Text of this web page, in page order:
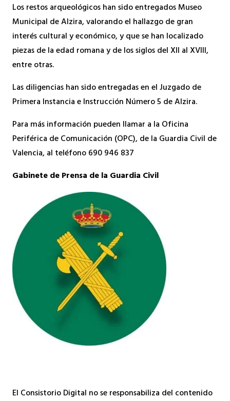
Los restos arqueológicos han sido entregados Museo
Municipal de Alzira, valorando el hallazgo de gran
interés cultural y económico, y que se han localizado
piezas de la edad romana y de los siglos del XII al XVIII,
entre otras.
Las diligencias han sido entregadas en el Juzgado de
Primera Instancia e Instrucción Número 5 de Alzira.
Para más información pueden llamar a la Oficina
Periférica de Comunicación (OPC), de la Guardia Civil de
Valencia, al teléfono 690 946 837
Gabinete de Prensa de la Guardia Civil
El Consistorio Digital no se responsabiliza del contenido